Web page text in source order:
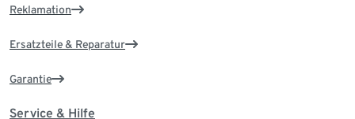
Reklamation
Ersatzteile & Reparatur
Garantie
Service & Hilfe